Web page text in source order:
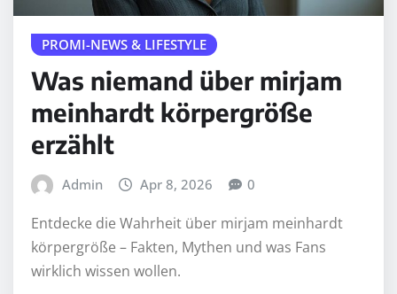
PROMI-NEWS & LIFESTYLE
Was niemand über mirjam
meinhardt körpergröße
erzählt
Admin Apr 8, 2026 0
Entdecke die Wahrheit über mirjam meinhardt
körpergröße – Fakten, Mythen und was Fans
wirklich wissen wollen.